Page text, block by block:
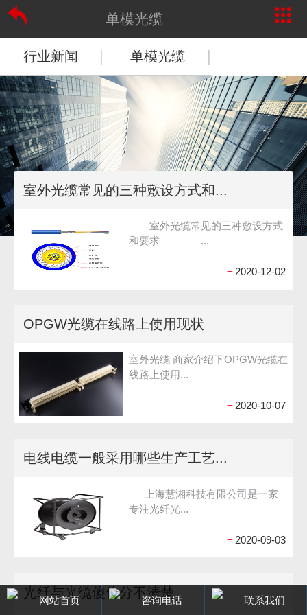
单模光缆
行业新闻 | 单模光缆 |
室外光缆常见的三种敷设方式和...
室外光缆常见的三种敷设方式
和要求 ...
+ 2020-12-02
OPGW光缆在线路上使用现状
室外光缆 商家介绍下OPGW光缆在
线路上使用...
+ 2020-10-07
电线电缆一般采用哪些生产工艺...
上海慧湘科技有限公司是一家
专注光纤光...
+ 2020-09-03
光纤与光缆傻傻分不清楚
网站首页 咨询电话 联系我们